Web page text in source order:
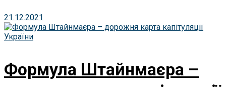
21.12.2021
Формула Штайнмаєра –